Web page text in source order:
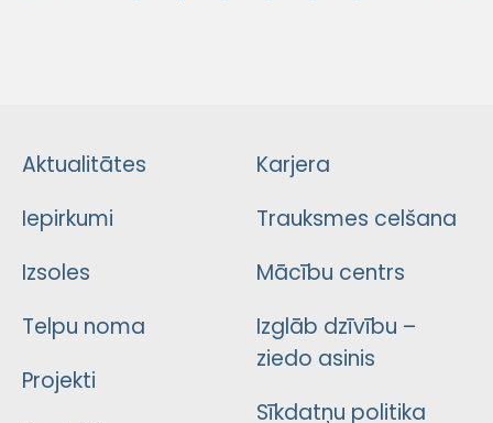
Aktualitātes
Iepirkumi
Izsoles
Telpu noma
Projekti
Karjera
Trauksmes celšana
Mācību centrs
Izglāb dzīvību –
ziedo asinis
Sīkdatņu politika